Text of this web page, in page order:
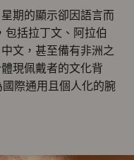
期的顯示卻因語言而
包括拉丁文、阿拉伯
文，甚至備有非洲之
現佩戴者的文化背
際通用且個人化的腕